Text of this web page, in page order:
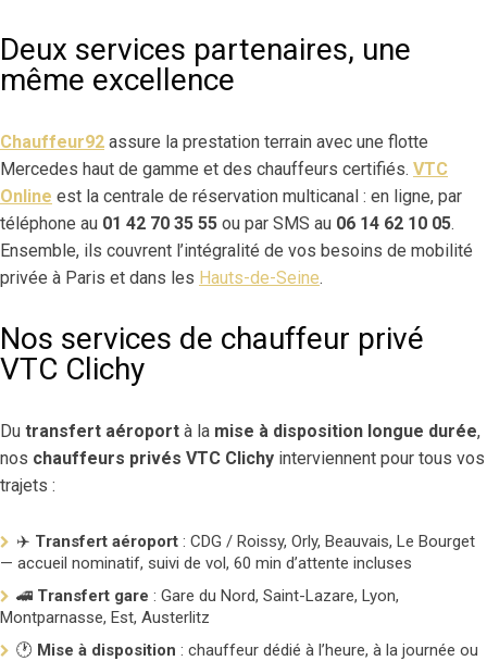
Deux services partenaires, une
même excellence
Chauffeur92 assure la prestation terrain avec une flotte
Mercedes haut de gamme et des chauffeurs certifiés. VTC
Online est la centrale de réservation multicanal : en ligne, par
téléphone au 01 42 70 35 55 ou par SMS au 06 14 62 10 05.
Ensemble, ils couvrent l’intégralité de vos besoins de mobilité
privée à Paris et dans les Hauts-de-Seine.
Nos services de chauffeur privé
VTC Clichy
Du transfert aéroport à la mise à disposition longue durée,
nos chauffeurs privés VTC Clichy interviennent pour tous vos
trajets :
✈️ Transfert aéroport : CDG / Roissy, Orly, Beauvais, Le Bourget
— accueil nominatif, suivi de vol, 60 min d’attente incluses
🚄 Transfert gare : Gare du Nord, Saint-Lazare, Lyon,
Montparnasse, Est, Austerlitz
🕐 Mise à disposition : chauffeur dédié à l’heure, à la journée ou